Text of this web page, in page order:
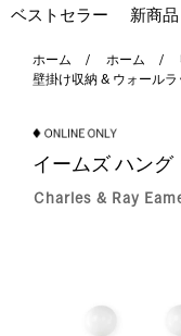
ベストセラー 新商品
ホーム ホーム
壁掛け収納 & ウォールラ
イームズ ハング
Charles & Ray